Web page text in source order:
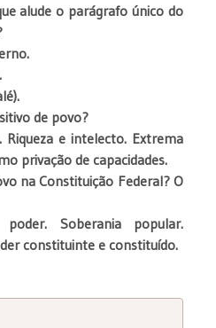
alude o parágrafo único do
de povo?
e intelecto. Extrema
privação de capacidades.
na Constituição Federal? O
Soberania popular.
constituinte e constituído.